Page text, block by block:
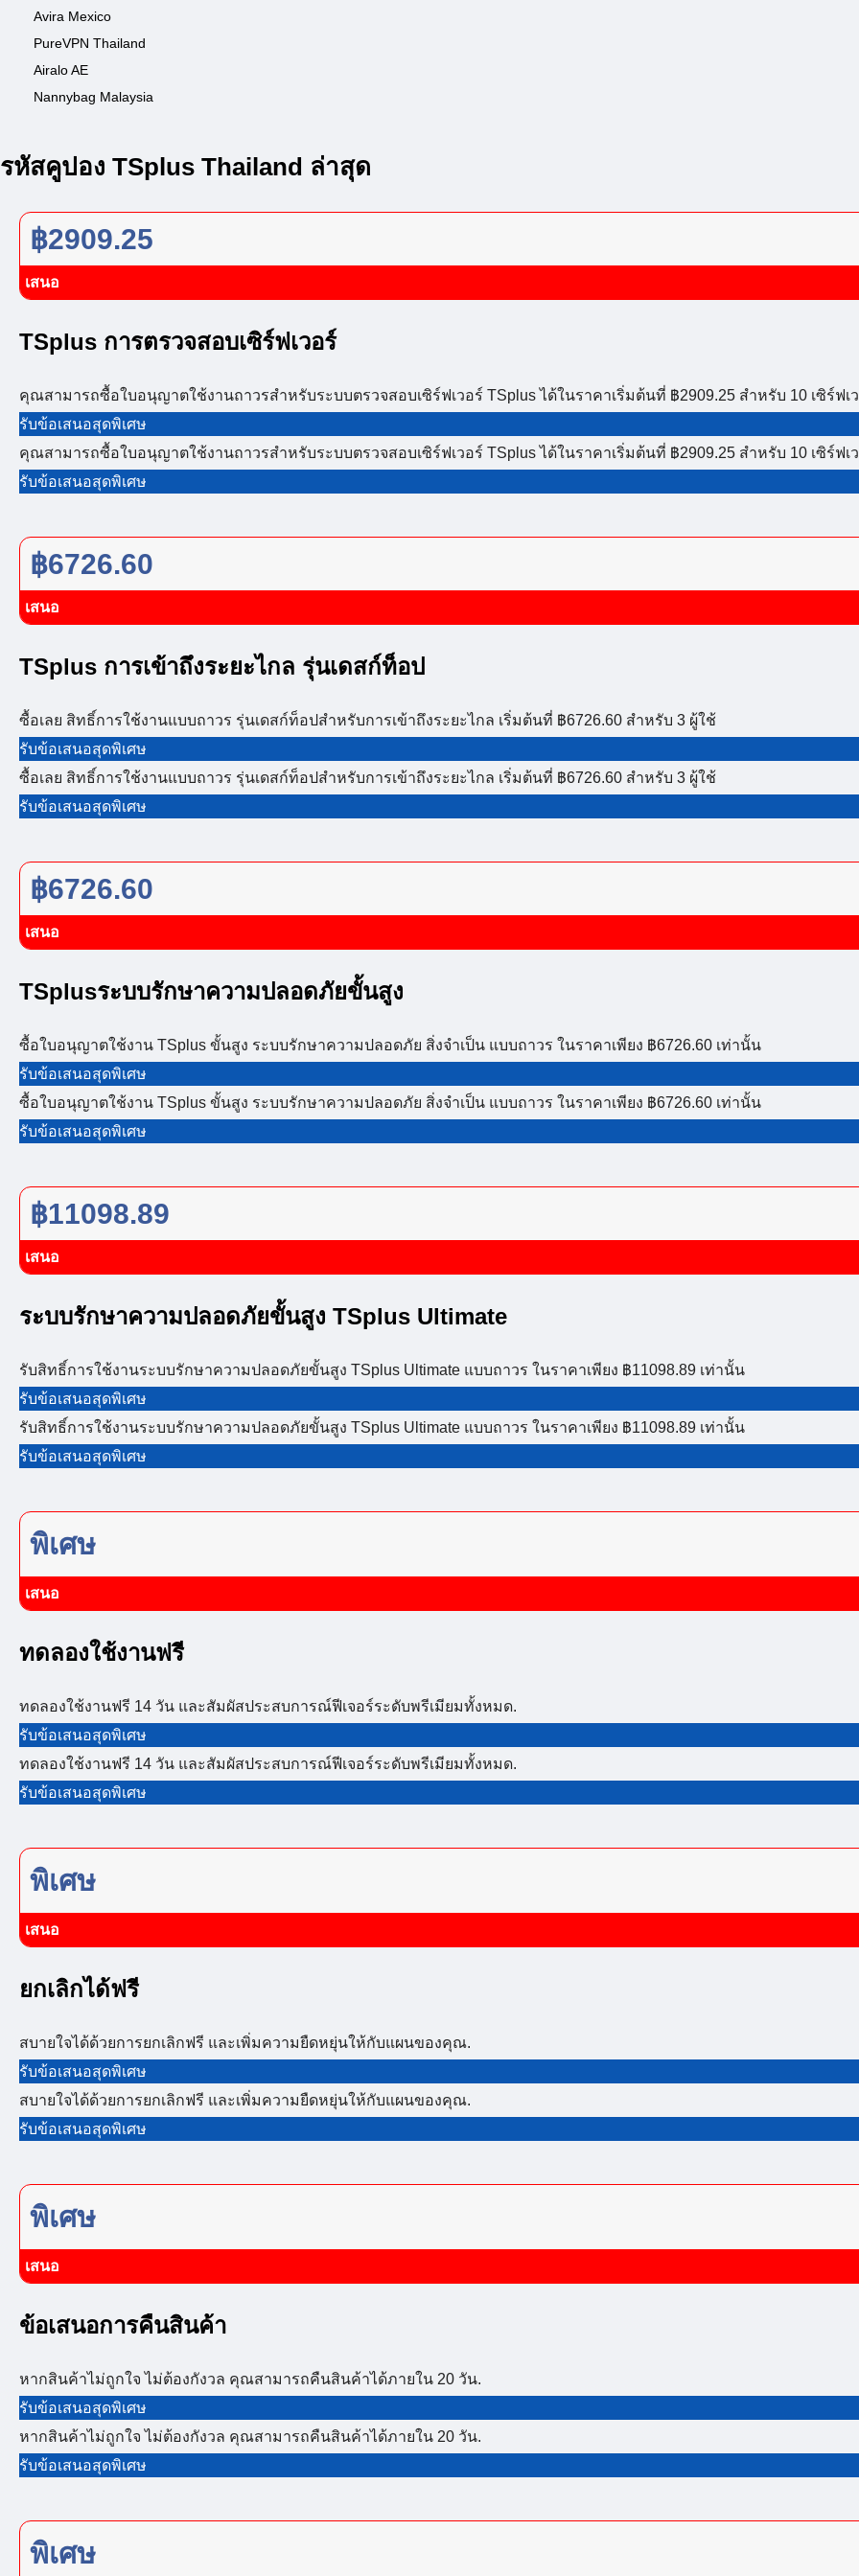
Avira Mexico
PureVPN Thailand
Airalo AE
Nannybag Malaysia
รหัสคูปอง TSplus Thailand ล่าสุด
฿2909.25
เสนอ
TSplus การตรวจสอบเซิร์ฟเวอร์
คุณสามารถซื้อใบอนุญาตใช้งานถาวรสำหรับระบบตรวจสอบเซิร์ฟเวอร์ TSplus ได้ในราคาเริ่มต้นที่ ฿2909.25 สำหรับ 10 เซิร์ฟเ
รับข้อเสนอสุดพิเศษ
คุณสามารถซื้อใบอนุญาตใช้งานถาวรสำหรับระบบตรวจสอบเซิร์ฟเวอร์ TSplus ได้ในราคาเริ่มต้นที่ ฿2909.25 สำหรับ 10 เซิร์ฟเ
รับข้อเสนอสุดพิเศษ
฿6726.60
เสนอ
TSplus การเข้าถึงระยะไกล รุ่นเดสก์ท็อป
ซื้อเลย สิทธิ์การใช้งานแบบถาวร รุ่นเดสก์ท็อปสำหรับการเข้าถึงระยะไกล เริ่มต้นที่ ฿6726.60 สำหรับ 3 ผู้ใช้
รับข้อเสนอสุดพิเศษ
ซื้อเลย สิทธิ์การใช้งานแบบถาวร รุ่นเดสก์ท็อปสำหรับการเข้าถึงระยะไกล เริ่มต้นที่ ฿6726.60 สำหรับ 3 ผู้ใช้
รับข้อเสนอสุดพิเศษ
฿6726.60
เสนอ
TSplusระบบรักษาความปลอดภัยขั้นสูง
ซื้อใบอนุญาตใช้งาน TSplus ขั้นสูง ระบบรักษาความปลอดภัย สิ่งจำเป็น แบบถาวร ในราคาเพียง ฿6726.60 เท่านั้น
รับข้อเสนอสุดพิเศษ
ซื้อใบอนุญาตใช้งาน TSplus ขั้นสูง ระบบรักษาความปลอดภัย สิ่งจำเป็น แบบถาวร ในราคาเพียง ฿6726.60 เท่านั้น
รับข้อเสนอสุดพิเศษ
฿11098.89
เสนอ
ระบบรักษาความปลอดภัยขั้นสูง TSplus Ultimate
รับสิทธิ์การใช้งานระบบรักษาความปลอดภัยขั้นสูง TSplus Ultimate แบบถาวร ในราคาเพียง ฿11098.89 เท่านั้น
รับข้อเสนอสุดพิเศษ
รับสิทธิ์การใช้งานระบบรักษาความปลอดภัยขั้นสูง TSplus Ultimate แบบถาวร ในราคาเพียง ฿11098.89 เท่านั้น
รับข้อเสนอสุดพิเศษ
พิเศษ
เสนอ
ทดลองใช้งานฟรี
ทดลองใช้งานฟรี 14 วัน และสัมผัสประสบการณ์ฟีเจอร์ระดับพรีเมียมทั้งหมด.
รับข้อเสนอสุดพิเศษ
ทดลองใช้งานฟรี 14 วัน และสัมผัสประสบการณ์ฟีเจอร์ระดับพรีเมียมทั้งหมด.
รับข้อเสนอสุดพิเศษ
พิเศษ
เสนอ
ยกเลิกได้ฟรี
สบายใจได้ด้วยการยกเลิกฟรี และเพิ่มความยืดหยุ่นให้กับแผนของคุณ.
รับข้อเสนอสุดพิเศษ
สบายใจได้ด้วยการยกเลิกฟรี และเพิ่มความยืดหยุ่นให้กับแผนของคุณ.
รับข้อเสนอสุดพิเศษ
พิเศษ
เสนอ
ข้อเสนอการคืนสินค้า
หากสินค้าไม่ถูกใจ ไม่ต้องกังวล คุณสามารถคืนสินค้าได้ภายใน 20 วัน.
รับข้อเสนอสุดพิเศษ
หากสินค้าไม่ถูกใจ ไม่ต้องกังวล คุณสามารถคืนสินค้าได้ภายใน 20 วัน.
รับข้อเสนอสุดพิเศษ
พิเศษ